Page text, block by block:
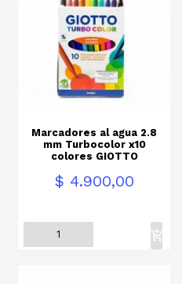
Marcadores al agua 2.8
mm Turbocolor x10
colores GIOTTO
Precio$ 4.900,00